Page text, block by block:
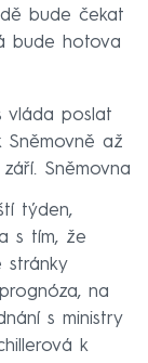
bude čekat
bude hotova
vláda poslat
až
Sněmovna
týden,
s tím, že
stránky
na
s ministry
k